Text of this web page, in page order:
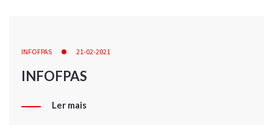
INFOFPAS 21-02-2021
INFOFPAS
Ler mais